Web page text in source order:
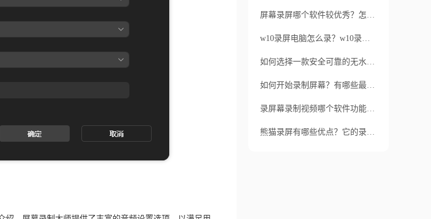
屏幕录屏哪个软件较优秀？怎么选择适合自己的录屏软件？
w10录屏电脑怎么录？w10录屏用什么软件好？
如何选择一款安全可靠的无水印录屏软件？如何确保用户数据的安全呢？
如何开始录制屏幕？有哪些最好的录屏录制屏幕软件可以使用？
录屏幕录制视频哪个软件功能多？录屏软件有哪些应用场景？
熊猫录屏有哪些优点？它的录制效果如何呢？